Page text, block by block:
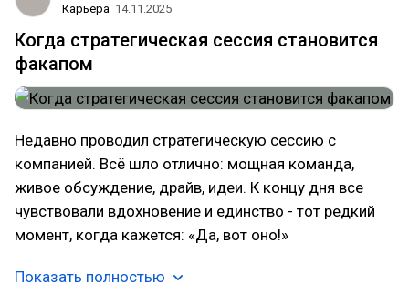
Карьера 14.11.2025
Когда стратегическая сессия становится
факапом
Недавно проводил стратегическую сессию с
компанией. Всё шло отлично: мощная команда,
живое обсуждение, драйв, идеи. К концу дня все
чувствовали вдохновение и единство - тот редкий
момент, когда кажется: «Да, вот оно!»
Показать полностью